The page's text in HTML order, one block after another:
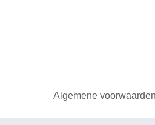
Algemene voorwaarden